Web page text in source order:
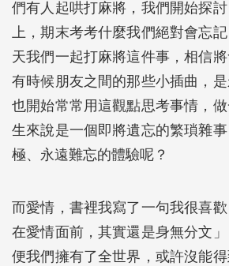
們有人起哄打麻將，我們開始探
上，期末考考什麼我們絕對會忘
天我們一起打麻將這件事，相信
有時候朋友之間的那些小插曲，
也開始常常用這觀點思考事情，
生來說是一個即將遺忘的繁瑣雜
極、永遠難忘的體驗呢？
而愛情，書裡我寫了一句我很喜歡
在愛情面前，其實還是身無分文
便我們擁有了全世界，或許沒能